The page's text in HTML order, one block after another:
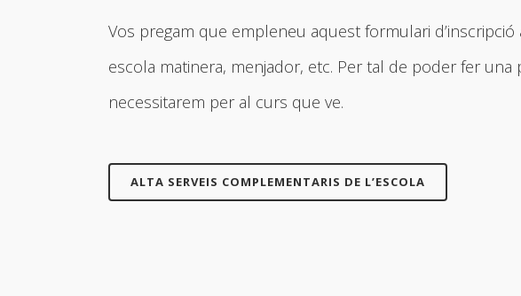
Vos pregam que empleneu aquest formulari
escola matinera, menjador, etc. Per tal de poder fer una
necessitarem per al curs que ve.
ALTA SERVEIS COMPLEMENTARIS DE L’ESCOLA